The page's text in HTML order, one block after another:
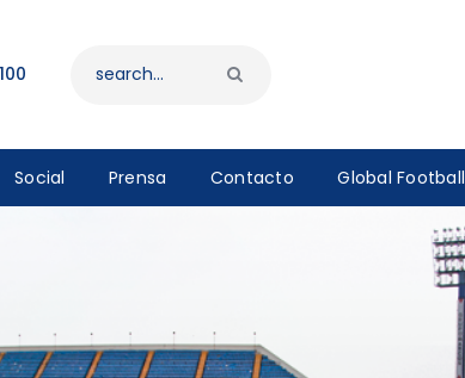
Social Prensa Contacto Global Football